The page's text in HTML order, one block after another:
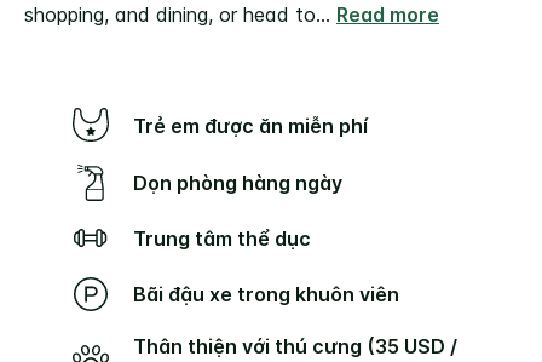
shopping, and dining, or head to... Read more
Trẻ em được ăn miễn phí
Dọn phòng hàng ngày
Trung tâm thể dục
Bãi đậu xe trong khuôn viên
Thân thiện với thú cưng (35 USD /